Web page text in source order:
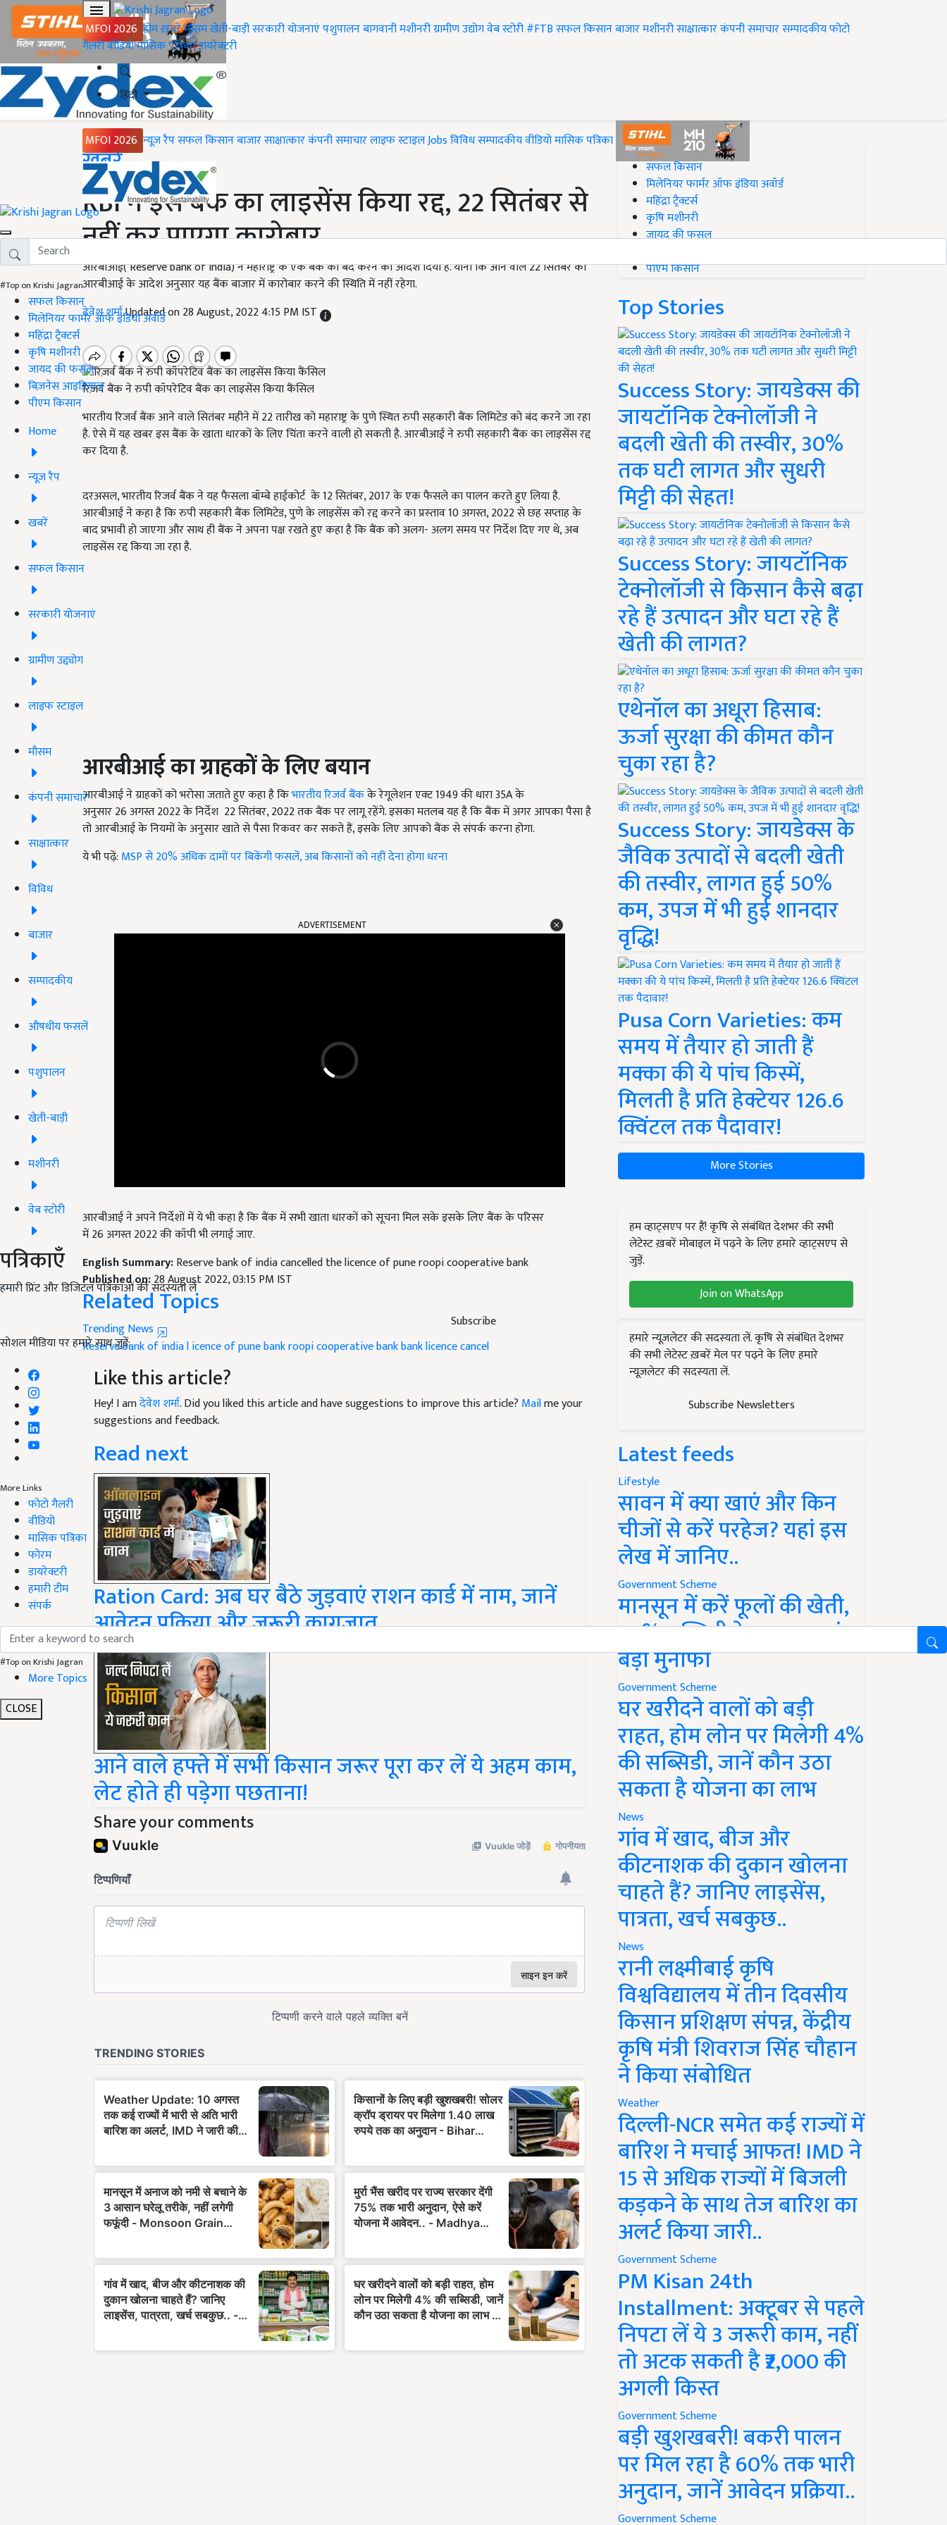
MFOI 2026 होमख़बरेंमौसमखेती-बाड़ीसरकारी योजनाएंपशुपालनबागवानीमशीनरीग्रामीण उद्योगवेब स्टोरी#FTBसफल किसानबाजारमशीनरीसाक्षात्कारकंपनी समाचारसम्पादकीयफोटो
गैलरीवीडियोमासिक पत्रिकाडायरेक्टरी
हिंदी
MFOI 2026 न्यूज़ रैपसफल किसानबाजारसाक्षात्कारकंपनी समाचारलाइफ स्टाइलJobsविविधसम्पादकीयवीडियोमासिक पत्रिका
#Top on Krishi Jagran
सफल किसान
मिलेनियर फार्मर ऑफ इंडिया अवॉर्ड
महिंद्रा ट्रैक्टर्स
कृषि मशीनरी
जायद की फसल
बिज़नेस आइडियाज
पीएम किसान
Home
न्यूज़ रैप
खबरें
सफल किसान
सरकारी योजनाएं
ग्रामीण उद्द्योग
लाइफ स्टाइल
मौसम
कंपनी समाचार
साक्षात्कार
विविध
बाजार
सम्पादकीय
औषधीय फसलें
पशुपालन
खेती-बाड़ी
मशीनरी
वेब स्टोरी
पत्रिकाएँ
हमारी प्रिंट और डिजिटल पत्रिकाओं की सदस्यता लें
Subscribe
सोशल मीडिया पर हमारे साथ जुड़ें:
More Links
फोटो गैलरी
वीडियो
मासिक पत्रिका
फोरम
डायरेक्टरी
हमारी टीम
संपर्क
#Top on Krishi Jagran
More Topics
CLOSE
Home
ख़बरें
RBI ने इस बैंक का लाइसेंस किया रद्द, 22 सितंबर से
नहीं कर पाएगा कारोबार
आरबीआई( Reserve bank of india) ने महाराष्ट्र के एक बैंक को बंद करने का आदेश दिया है. यानी कि आने वाले 22 सितंबर को
आरबीआई के आदेश अनुसार यह बैंक बाजार में कारोबार करने की स्थिति में नहीं रहेगा.
देवेश शर्माUpdated on 28 August, 2022 4:15 PM IST
रिज़र्व बैंक ने रुपी कॉपरेटिव बैंक का लाइसेंस किया कैंसिल
भारतीय रिजर्व बैंक आने वाले सितंबर महीने में 22 तारीख को महाराष्ट्र केपुणेस्थित रुपी सहकारी बैंक लिमिटेड को बंद करने जा रहा
है. ऐसे में यह खबर इस बैंक के खाता धारकों के लिए चिंता करने वाली हो सकती है. आरबीआई ने रुपी सहकारी बैंक का लाइसेंस रद्द
कर दिया है.
दरअसल, भारतीय रिजर्व बैंक ने यह फैसला बॉम्बे हाईकोर्ट के12सितंबर, 2017के एक फैसले का पालन करते हुए लिया है.
आरबीआई ने कहा है कि रुपीसहकारी बैंक लिमिटेड, पुणे के लाइसेंस को रद्द करने का प्रस्‍ताव10अगस्त, 2022से छह सप्ताह के
बाद प्रभावी हो जाएगा और साथ ही बैंक ने अपना पक्ष रखते हुए कहा है कि बैंक को अलग- अलग समय पर निर्देश दिए गए थे, अब
लाइसेंस रद्द किया जा रहा है.
आरबीआई का ग्राहकों के लिएबयान
आरबीआईने ग्राहकों को भरोसा जताते हुए कहा है किभारतीय रिजर्व बैंकके रेगूलेशन एक्ट 1949 की धारा 35A के
अनुसार26अगस्त2022के निर्देश 22सितंबर, 2022तक बैंक पर लागू रहेंगे. इसका मतलब यह है कि बैंक में अगर आपका पैसा है
तो आरबीआई के नियमों के अनुसार खाते से पैसा रिकवर कर सकते हैं, इसके लिए आपको बैंक से संपर्क करना होगा.
ये भी पढ़ें: MSP से 20% अधिक दामों पर बिकेंगी फसलें, अब किसानों को नहीं देना होगा धरना
में26अगस्त2022की कॉपी भी लगाई जाए.
Reserve bank of india cancelled the licence of pune roopi cooperative bank
Published on:28 August 2022, 03:15 PM IST
Related Topics
Trending News
Reserve bank of india
bank licence cancel
Like this article?
Hey! I amदेवेश शर्मा. Did you liked this article and have suggestions to improve this article?
suggestions and feedback.
Read next
Ration Card: अब घर बैठे जुड़वाएं राशन कार्ड में नाम, जानें
आवेदन प्रक्रिया और जरूरी कागजात
आने वाले हफ्ते में सभी किसान जरूर पूरा कर लें ये अहम काम,
लेट होते ही पड़ेगा पछताना!
Share your comments
#Top on Krishi Jagran
सफल किसान
मिलेनियर फार्मर ऑफ इंडिया अवॉर्ड
महिंद्रा ट्रैक्टर्स
कृषि मशीनरी
जायद की फसल
पीएम किसान
Top Stories
Success Story: जायडेक्स की
जायटॉनिक टेक्नोलॉजी ने
बदली खेती की तस्वीर, 30%
तक घटी लागत और सुधरी
मिट्टी की सेहत!
Success Story: जायटॉनिक
टेक्नोलॉजी से किसान कैसे बढ़ा
रहे हैं उत्पादन और घटा रहे हैं
खेती की लागत?
एथेनॉल का अधूरा हिसाब:
ऊर्जा सुरक्षा की कीमत कौन
चुका रहा है?
Success Story: जायडेक्स के
जैविक उत्पादों से बदली खेती
की तस्वीर, लागत हुई 50%
कम, उपज में भी हुई शानदार
वृद्धि!
Pusa Corn Varieties: कम
समय में तैयार हो जाती हैं
मक्का की ये पांच किस्में,
मिलती है प्रति हेक्टेयर 126.6
क्विंटल तक पैदावार!
More Stories
हम व्हाट्सएप पर हैं! कृषि से संबंधित देशभर की सभी
लेटेस्ट ख़बरें मोबाइल में पढ़ने के लिए हमारे व्हाट्सएप से
जुड़ें.
Join on WhatsApp
हमारे न्यूज़लेटर की सदस्यता लें. कृषि से संबंधित देशभर
की सभी लेटेस्ट ख़बरें मेल पर पढ़ने के लिए हमारे
न्यूज़लेटर की सदस्यता लें.
Subscribe Newsletters
Latest feeds
Lifestyle
सावन में क्या खाएं और किन
चीजों से करें परहेज? यहां इस
लेख में जानिए..
Government Scheme
मानसून में करें फूलों की खेती,
50% सब्सिडी के साथ कमाएं
बड़ा मुनाफा
Government Scheme
घर खरीदने वालों को बड़ी
राहत, होम लोन पर मिलेगी 4%
की सब्सिडी, जानें कौन उठा
सकता है योजना का लाभ
News
गांव में खाद, बीज और
कीटनाशक की दुकान खोलना
चाहते हैं? जानिए लाइसेंस,
पात्रता, खर्च सबकुछ..
News
रानी लक्ष्मीबाई कृषि
विश्वविद्यालय में तीन दिवसीय
किसान प्रशिक्षण संपन्न, केंद्रीय
कृषि मंत्री शिवराज सिंह चौहान
ने किया संबोधित
Weather
दिल्ली-NCR समेत कई राज्यों में
बारिश ने मचाई आफत! IMD ने
15 से अधिक राज्यों में बिजली
कड़कने के साथ तेज बारिश का
अलर्ट किया जारी..
Government Scheme
PM Kisan 24th
Installment: अक्टूबर से पहले
निपटा लें ये 3 जरूरी काम, नहीं
तो अटक सकती है ₹2,000 की
अगली किस्त
Government Scheme
बड़ी खुशखबरी! बकरी पालन
पर मिल रहा है 60% तक भारी
अनुदान, जानें आवेदन प्रक्रिया..
Government Scheme